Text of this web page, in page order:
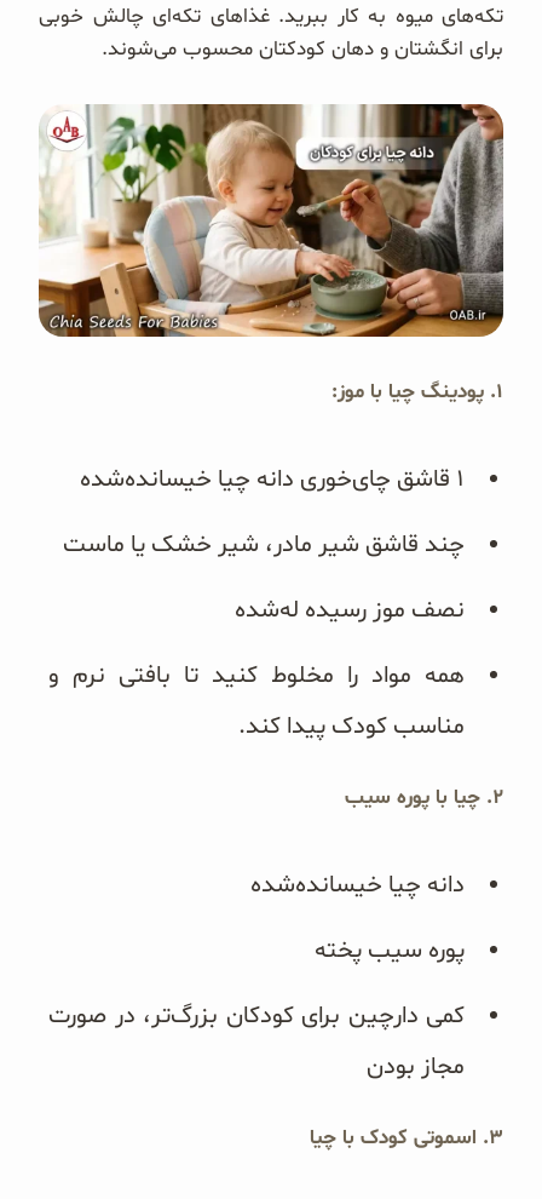
تکه‌های میوه به کار ببرید. غذاهای تکه‌ای چالش خوبی
برای انگشتان و دهان کودکتان محسوب می‌شوند.
۱. پودینگ چیا با موز:
۱ قاشق چای‌خوری دانه چیا خیسانده‌شده
چند قاشق شیر مادر، شیر خشک یا ماست
نصف موز رسیده له‌شده
همه مواد را مخلوط کنید تا بافتی نرم و
مناسب کودک پیدا کند.
۲. چیا با پوره سیب
دانه چیا خیسانده‌شده
پوره سیب پخته
کمی دارچین برای کودکان بزرگ‌تر، در صورت
مجاز بودن
۳. اسموتی کودک با چیا